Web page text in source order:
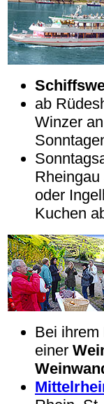
ab
Winzer
oder
Kuchen
Bei ihrem
einer